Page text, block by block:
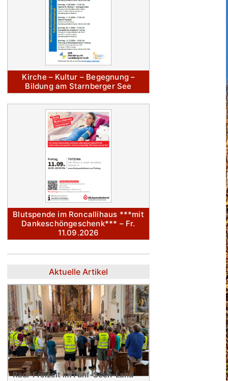
Kirche – Kultur – Begegnung –
Bildung am Starnberger See
Blutspende im Roncallihaus ***mit
Dankeschöngeschenk*** – Fr.
11.09.2026
Aktuelle Artikel
Radl-Freizeit im Fünf-Seen-Land